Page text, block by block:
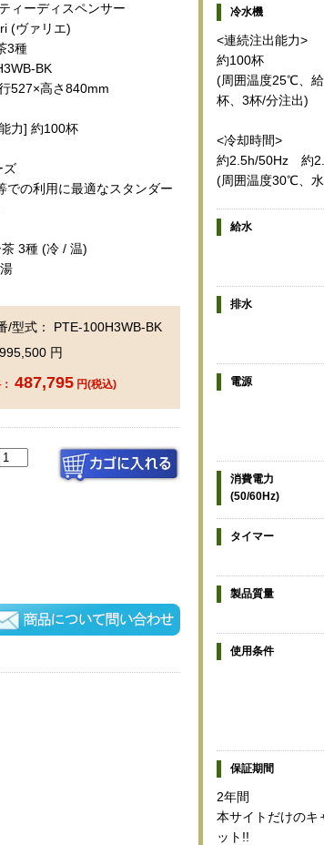
ィーディスペンサー
(ヴァリエ)
3種
BK
527×高さ840mm
力] 約100杯
ズ
での利用に最適なスタンダー
3種 (冷 / 温)
/型式： PTE-100H3WB-BK
円
487,795 円(税込)
冷水機
<連続注出能力>
約100杯
(周囲温度25℃、
杯、3杯/分注出)
<冷却時間>
約2.5h/50Hz 約
(周囲温度30℃、
給水
排水
電源
消費電力
(50/60Hz)
タイマー
製品質量
使用条件
保証期間
2年間
本サイトだけのキ
ット!!